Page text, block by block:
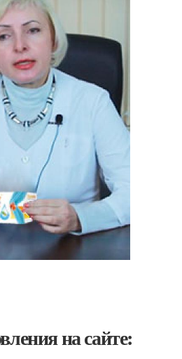
на сайте: